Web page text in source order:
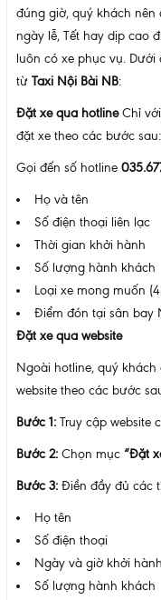
đúng giờ, quý khách nên
ngày lễ, Tết hay dịp cao
luôn có xe phục vụ.
từ Taxi Nội Bài NB:
Đặt xe qua hotlineChỉ
đặt xe theo các bước sau:
Gọi đến số hotline
Họ và tên
Số điện thoại liên lạc
Thời gian khởi hành
Số lượng hành khách
Loại xe mong muốn
Điểm đón tại sân bay
Đặt xe qua website
Ngoài hotline, quý
website theo các bước
Bước 1: Truy cập website
Bước 2: Chọn mục “Đặt
Bước 3: Điền đầy đủ các
Họ tên
Số điện thoại
Ngày và giờ khởi hành
Số lượng hành khách